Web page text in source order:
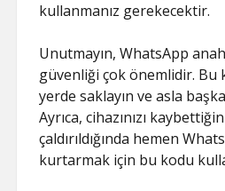
kullanmanız gerekecektir.
Unutmayın, WhatsApp
güvenliği çok önemlidir. Bu
yerde saklayın ve asla
Ayrıca, cihazınızı
çaldırıldığında hemen
kurtarmak için bu kodu